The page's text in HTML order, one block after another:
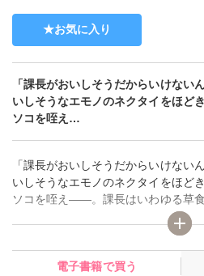
お気に入り
「課長がおいしそうだからいけない
いしそうなエモノのネクタイをほど
ソコを咥え…
「課長がおいしそうだからいけない
いしそうなエモノのネクタイをほど
ソコを咥え――。課長はいわゆる草食
そう”な人だと思っていた。お近づき
いたらそんな中社内の飲み会が企画
きた!? 下戸な彼となんとかお近づ
作の他『絶倫彼氏とじらしプレイ』
電子書籍で買う